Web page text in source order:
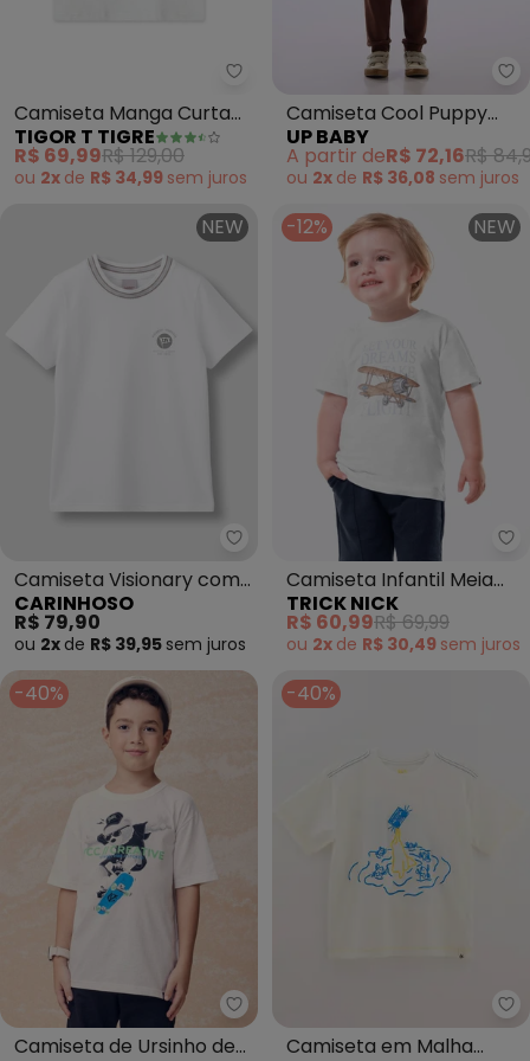
Tigor T Tigre - Camiseta
Camiseta Manga Curta
Bebê Masculina (Branco)
TIGOR T TIGRE
R$ 69,99R$ 129,00
ou 2x de R$ 34,99 sem juros
Camiseta Cool Puppy
Branco
UP BABY
A partir deR$ 72,16R$
ou 2x de R$ 36,08 sem juros
NEW
Carinhoso - Camiseta
Camiseta Visionary com
Bordado (Branco)
CARINHOSO
R$ 79,90
ou 2x de R$ 39,95 sem juros
-12% NEW
Camiseta Infantil Meia
Malha e Estampa
(Branco)
TRICK NICK
R$ 60,99R$ 69,99
ou 2x de R$ 30,49 sem juros
-40%
Youccie - Camiseta de Ursinho
Camiseta de Ursinho de
-40%
Camiseta em Malha